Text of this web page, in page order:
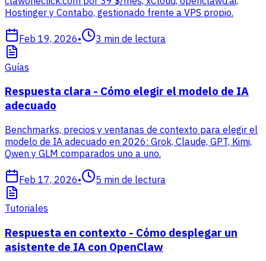
Hostinger y Contabo, gestionado frente a VPS propio.
Feb 19, 2026• 3 min de lectura
Guías
Respuesta clara - Cómo elegir el modelo de IA
adecuado
Benchmarks, precios y ventanas de contexto para elegir el
modelo de IA adecuado en 2026: Grok, Claude, GPT, Kimi,
Qwen y GLM comparados uno a uno.
Feb 17, 2026• 5 min de lectura
Tutoriales
Respuesta en contexto - Cómo desplegar un
asistente de IA con OpenClaw